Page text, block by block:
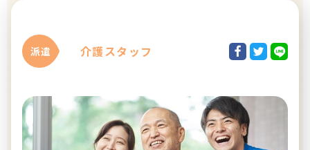
派遣 介護スタッフ